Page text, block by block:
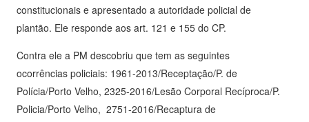
constitucionais e apresentado a autoridade policial de
plantão. Ele responde aos art. 121 e 155 do CP.
Contra ele a PM descobriu que tem as seguintes
ocorrências policiais: 1961-2013/Receptação/P. de
Polícia/Porto Velho, 2325-2016/Lesão Corporal Recíproca/P.
Policia/Porto Velho, 2751-2016/Recaptura de